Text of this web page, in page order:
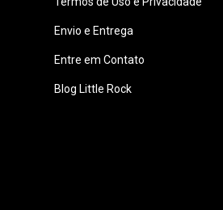
Envio e Entrega
Entre em Contato
Blog Little Rock